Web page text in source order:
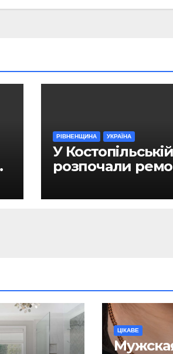
РІВНЕНЩИНА УКРАЇНА
У
розпочали
ЦІКАВЕ